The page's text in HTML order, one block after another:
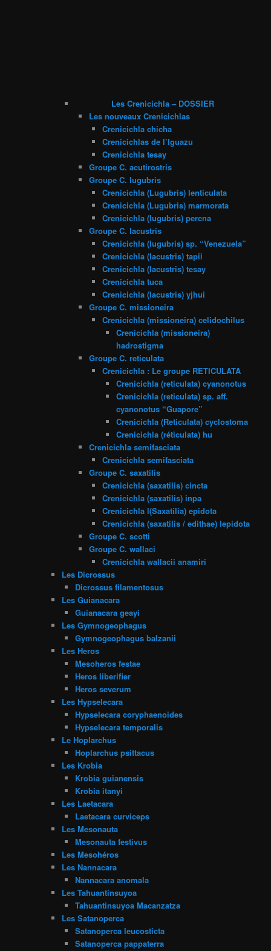
Les Crenicichla – DOSSIER
Les nouveaux Crenicichlas
Crenicichla chicha
Crenicichlas de l’Iguazu
Crenicichla tesay
Groupe C. acutirostris
Groupe C. lugubris
Crenicichla (Lugubris) lenticulata
Crenicichla (Lugubris) marmorata
Crenicichla (lugubris) percna
Groupe C. lacustris
Crenicichla (lugubris) sp. “Venezuela”
Crenicichla (lacustris) tapii
Crenicichla (lacustris) tesay
Crenicichla tuca
Crenicichla (lacustris) yjhui
Groupe C. missioneira
Crenicichla (missioneira) celidochilus
Crenicichla (missioneira)
hadrostigma
Groupe C. reticulata
Crenicichla : Le groupe RETICULATA
Crenicichla (reticulata) cyanonotus
Crenicichla (reticulata) sp. aff.
cyanonotus “Guapore”
Crenicichla (Reticulata) cyclostoma
Crenicichla (réticulata) hu
Crenicichla semifasciata
Crenicichla semifasciata
Groupe C. saxatilis
Crenicichla (saxatilis) cincta
Crenicichla (saxatilis) inpa
Crenicichla l(Saxatilia) epidota
Crenicichla (saxatilis / edithae) lepidota
Groupe C. scotti
Groupe C. wallaci
Crenicichla wallacii anamiri
Les Dicrossus
Dicrossus filamentosus
Les Guianacara
Guianacara geayi
Les Gymnogeophagus
Gymnogeophagus balzanii
Les Heros
Mesoheros festae
Heros liberifier
Heros severum
Les Hypselecara
Hypselecara coryphaenoides
Hypselecara temporalis
Le Hoplarchus
Hoplarchus psittacus
Les Krobia
Krobia guianensis
Krobia itanyi
Les Laetacara
Laetacara curviceps
Les Mesonauta
Mesonauta festivus
Les Mesohéros
Les Nannacara
Nannacara anomala
Les Tahuantinsuyoa
Tahuantinsuyoa Macanzatza
Les Satanoperca
Satanoperca leucosticta
Satanoperca pappaterra